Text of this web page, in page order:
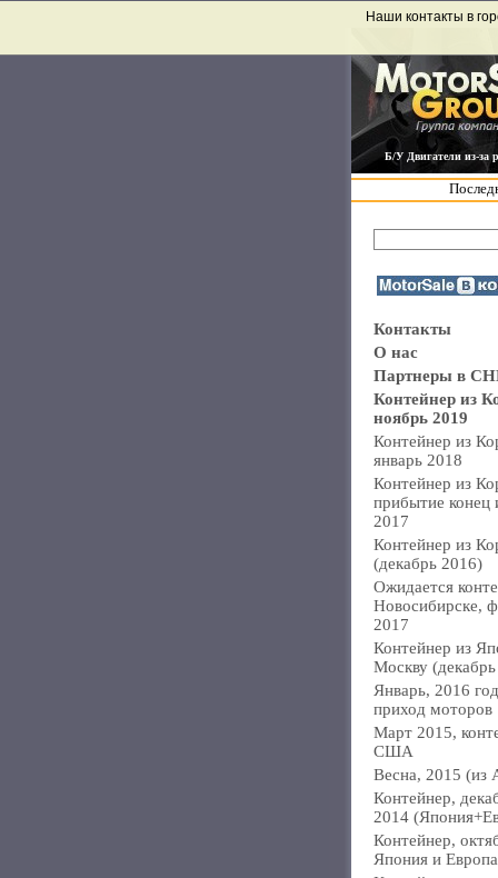
Б/У Двигатели из-за
Наши контакты в
Контакты
О нас
Партнеры в
Контейнер из
ноябрь 2019
Контейнер из
январь 2018
Контейнер из
прибытие конец
2017
Контейнер из
(декабрь 2016)
Ожидается
Новосибирске,
2017
Контейнер из
Москву
Январь, 2016
приход моторов
Март 2015,
США
Весна, 2015 (из
Контейнер,
2014
Контейнер,
Япония и